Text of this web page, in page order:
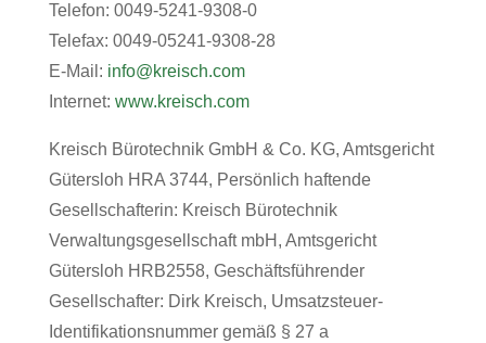
Telefon: 0049-5241-9308-0
Telefax: 0049-05241-9308-28
E-Mail: info@kreisch.com
Internet: www.kreisch.com
Kreisch Bürotechnik GmbH & Co. KG, Amtsgericht
Gütersloh HRA 3744, Persönlich haftende
Gesellschafterin: Kreisch Bürotechnik
Verwaltungsgesellschaft mbH, Amtsgericht
Gütersloh HRB2558, Geschäftsführender
Gesellschafter: Dirk Kreisch, Umsatzsteuer-
Identifikationsnummer gemäß § 27 a